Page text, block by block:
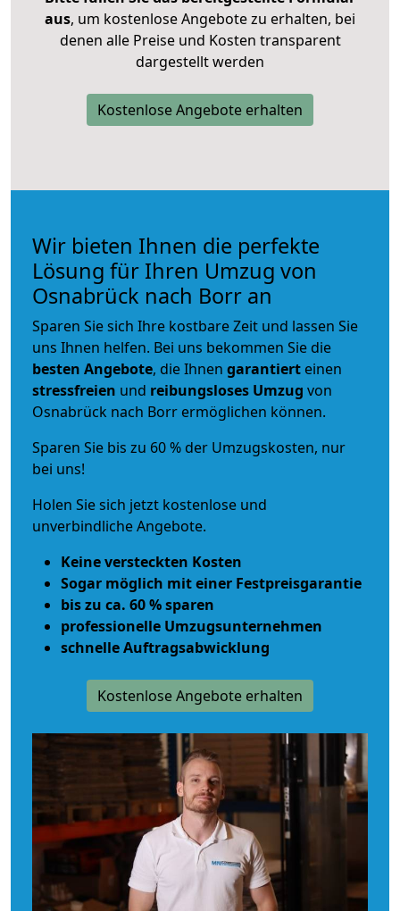
aus, um kostenlose Angebote zu erhalten, bei
denen alle Preise und Kosten transparent
dargestellt werden
Kostenlose Angebote erhalten
Wir bieten Ihnen die perfekte
Lösung für Ihren Umzug von
Osnabrück nach Borr an
Sparen Sie sich Ihre kostbare Zeit und lassen Sie
uns Ihnen helfen. Bei uns bekommen Sie die
besten Angebote, die Ihnen garantiert einen
stressfreien und reibungsloses Umzug von
Osnabrück nach Borr ermöglichen können.
Sparen Sie bis zu 60 % der Umzugskosten, nur
bei uns!
Holen Sie sich jetzt kostenlose und
unverbindliche Angebote.
Keine versteckten Kosten
Sogar möglich mit einer Festpreisgarantie
bis zu ca. 60 % sparen
professionelle Umzugsunternehmen
schnelle Auftragsabwicklung
Kostenlose Angebote erhalten